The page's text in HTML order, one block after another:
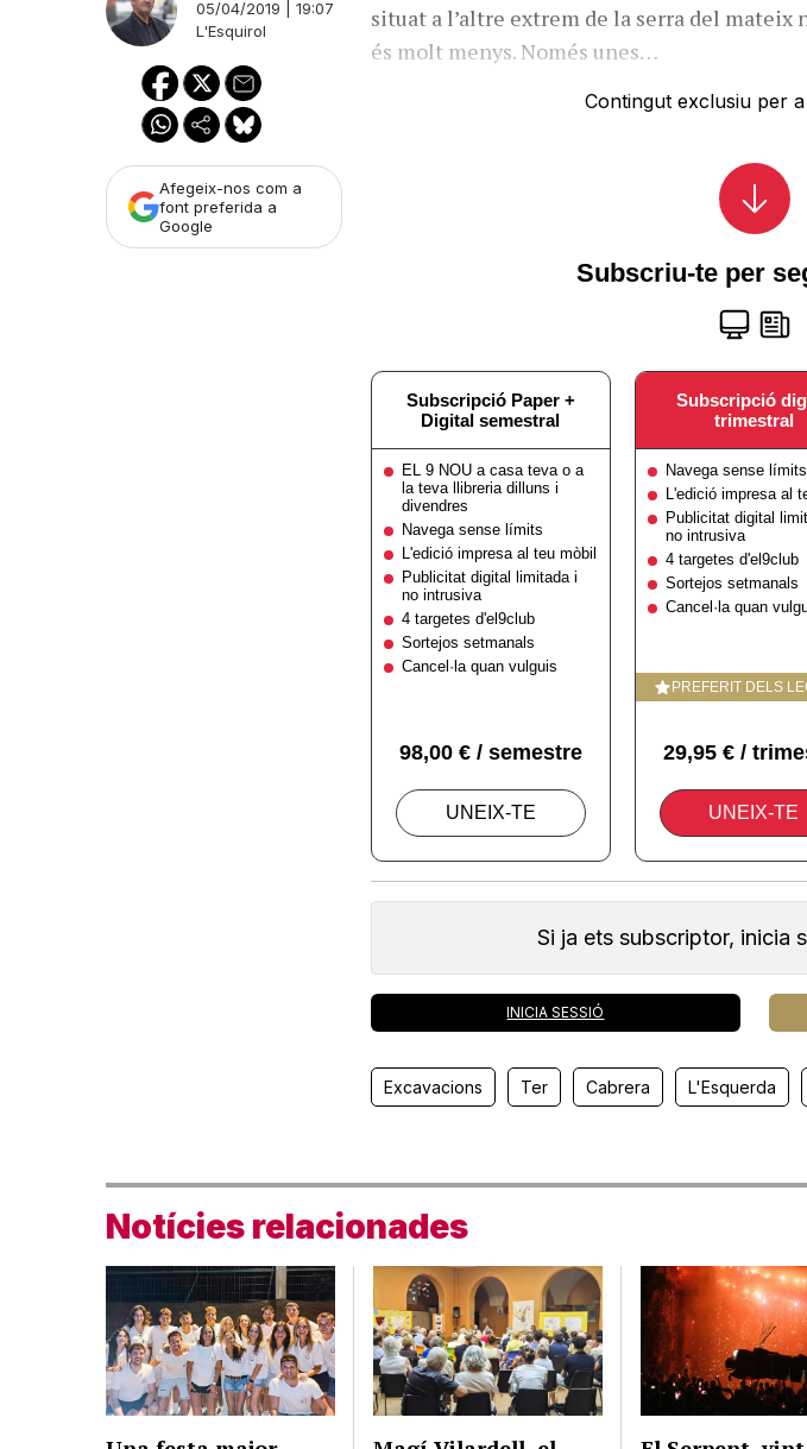
05/04/2019 | 19:07
L'Esquirol
Afegeix-nos com a
font preferida a
Google
situat a l’altre extrem de la serra del mateix
és molt menys. Només unes…
Contingut exclusiu per
Si ja ets subscriptor, inicia
INICIA SESSIÓ
Excavacions Ter Cabrera L'Esquerda
Notícies relacionades